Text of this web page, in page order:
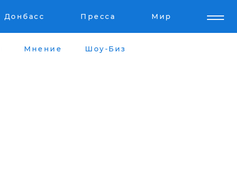
Донбасс Пресса Мир
Мнение Шоу-Биз